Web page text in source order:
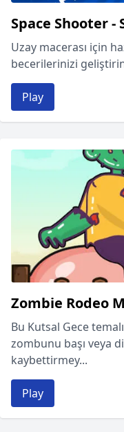
Space Shooter -
Uzay macerası için
becerilerinizi
Play
Zombie Rodeo
Bu Kutsal Gece
zombunu başı veya
kaybettirmey...
Play